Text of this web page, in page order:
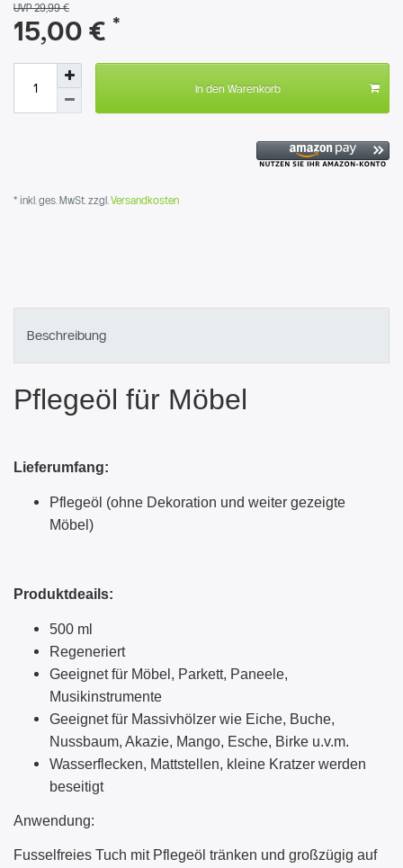
UVP 29,99 €
15,00 € *
In den Warenkorb
* inkl. ges. MwSt. zzgl. Versandkosten
Beschreibung
Pflegeöl für Möbel
Lieferumfang:
Pflegeöl (ohne Dekoration und weiter gezeigte
Möbel)
Produktdeails:
500 ml
Regeneriert
Geeignet für Möbel, Parkett, Paneele,
Musikinstrumente
Geeignet für Massivhölzer wie Eiche, Buche,
Nussbaum, Akazie, Mango, Esche, Birke u.v.m.
Wasserflecken, Mattstellen, kleine Kratzer werden
beseitigt
Anwendung:
Fusselfreies Tuch mit Pflegeöl tränken und großzügig auf